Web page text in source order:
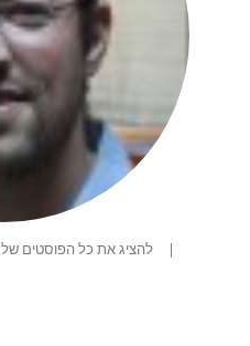
להציג את כל הפוסטים של HAIM